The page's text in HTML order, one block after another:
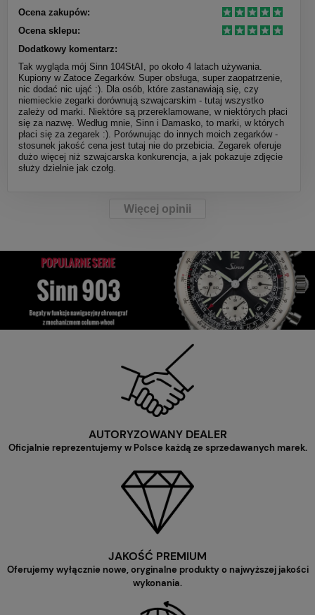
Ocena zakupów:
Ocena sklepu:
Dodatkowy komentarz:
Tak wygląda mój Sinn 104StAI, po około 4 latach używania.
Kupiony w Zatoce Zegarków. Super obsługa, super zaopatrzenie,
nic dodać nic ująć :). Dla osób, które zastanawiają się, czy
niemieckie zegarki dorównują szwajcarskim - tutaj wszystko
zależy od marki. Niektóre są przereklamowane, w niektórych płaci
się za nazwę. Według mnie, Sinn i Damasko, to marki, w których
płaci się za zegarek :). Porównując do innych moich zegarków -
stosunek jakość cena jest tutaj nie do przebicia. Zegarek oferuje
dużo więcej niż szwajcarska konkurencja, a jak pokazuje zdjęcie
służy dzielnie jak czołg.
Więcej opinii
AUTORYZOWANY DEALER
Oficjalnie reprezentujemy w Polsce każdą ze sprzedawanych marek.
JAKOŚĆ PREMIUM
Oferujemy wyłącznie nowe, oryginalne produkty o najwyższej jakości
wykonania.